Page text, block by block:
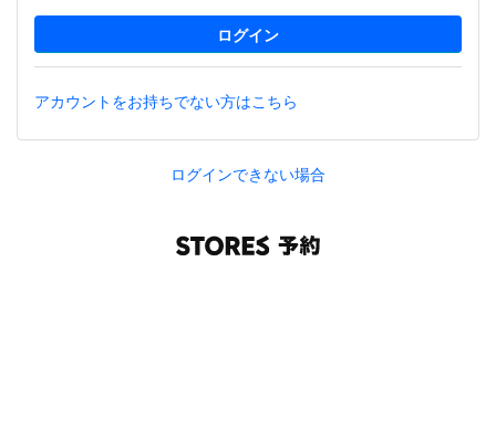
アカウントをお持ちでない方はこちら
ログインできない場合